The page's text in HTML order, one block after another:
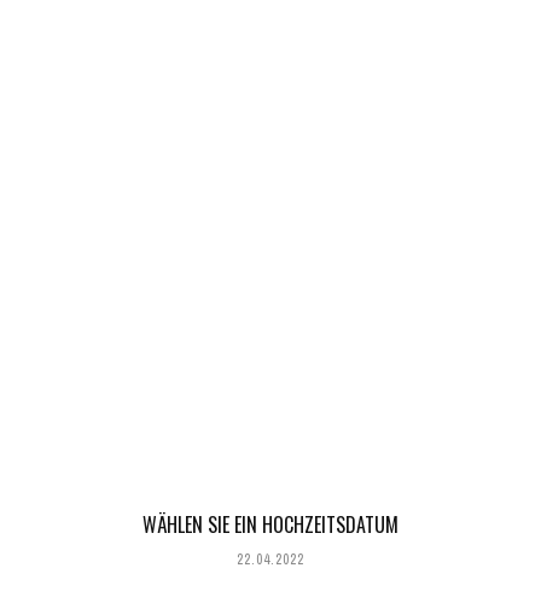
WÄHLEN SIE EIN HOCHZEITSDATUM
22.04.2022